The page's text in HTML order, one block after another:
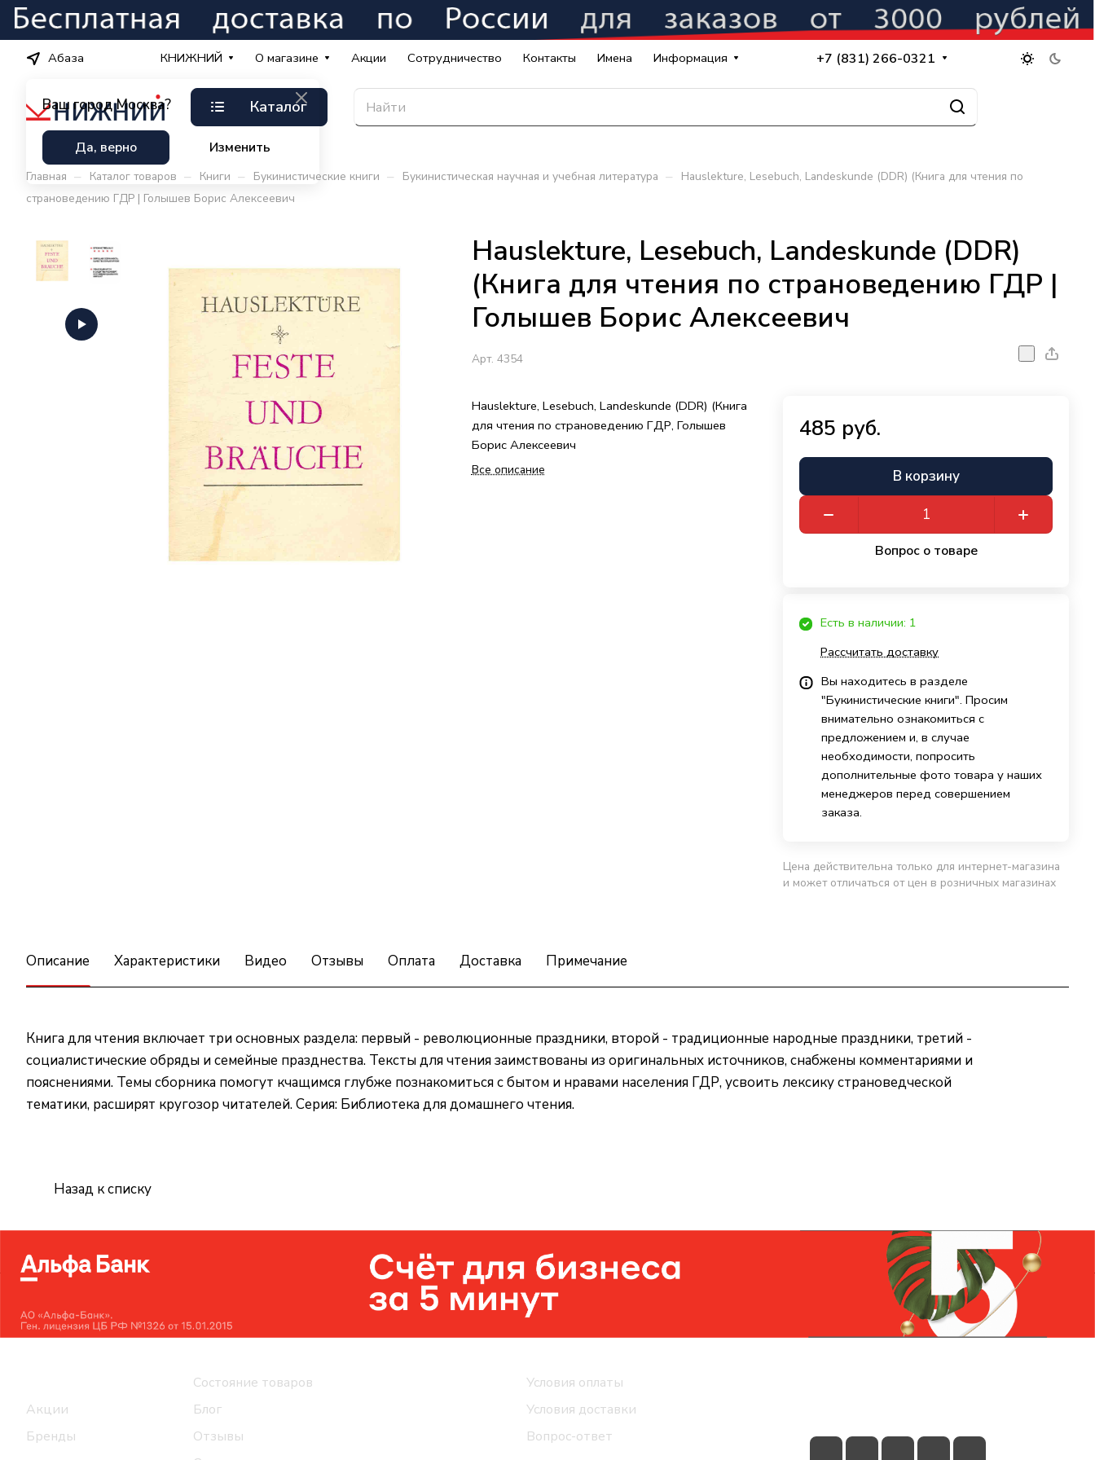
Абаза
Ваш город Москва?
Да, верно Изменить
КНИЖНИЙ О магазине Акции Сотрудничество Контакты Имена Информация +7 (831) 266-0321
Каталог
Главная – Каталог товаров – Книги – Букинистические книги – Букинистическая научная и учебная литература –
Hauslekture, Lesebuch, Landeskunde (DDR) (Книга для чтения по
страноведению ГДР | Голышев Борис Алексеевич
Hauslekture, Lesebuch, Landeskunde (DDR)
(Книга для чтения по страноведению ГДР |
Голышев Борис Алексеевич
Арт. 4354
Hauslekture, Lesebuch, Landeskunde (DDR) (Книга
для чтения по страноведению ГДР, Голышев
Борис Алексеевич
Все описание
485 руб.
В корзину
Вопрос о товаре
Есть в наличии: 1
Рассчитать доставку
Вы находитесь в разделе
"Букинистические книги". Просим
внимательно ознакомиться с
предложением и, в случае
необходимости, попросить
дополнительные фото товара у наших
менеджеров перед совершением
заказа.
Цена действительна только для интернет-магазина
и может отличаться от цен в розничных магазинах
Описание Характеристики Видео Отзывы Оплата Доставка Примечание
Книга для чтения включает три основных раздела: первый - революционные праздники, второй - традиционные народные праздники, третий -
социалистические обряды и семейные празднества. Тексты для чтения заимствованы из оригинальных источников, снабжены комментариями и
пояснениями. Темы сборника помогут кчащимся глубже познакомиться с бытом и нравами населения ГДР, усвоить лексику страноведческой
тематики, расширят кругозор читателей. Серия: Библиотека для домашнего чтения.
Назад к списку
Акции
Бренды
Состояние товаров
Блог
Отзывы
Условия оплаты
Условия доставки
Вопрос-ответ